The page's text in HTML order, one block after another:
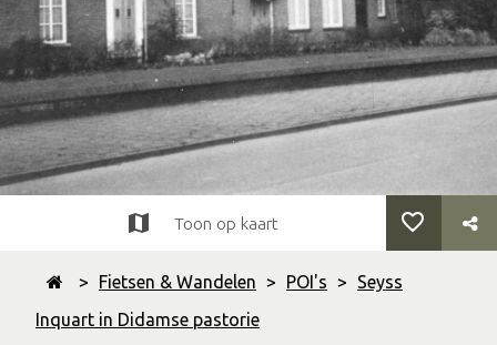
> Fietsen & Wandelen > POI's >
Seyss
Inquart in Didamse pastorie
Toon op kaart